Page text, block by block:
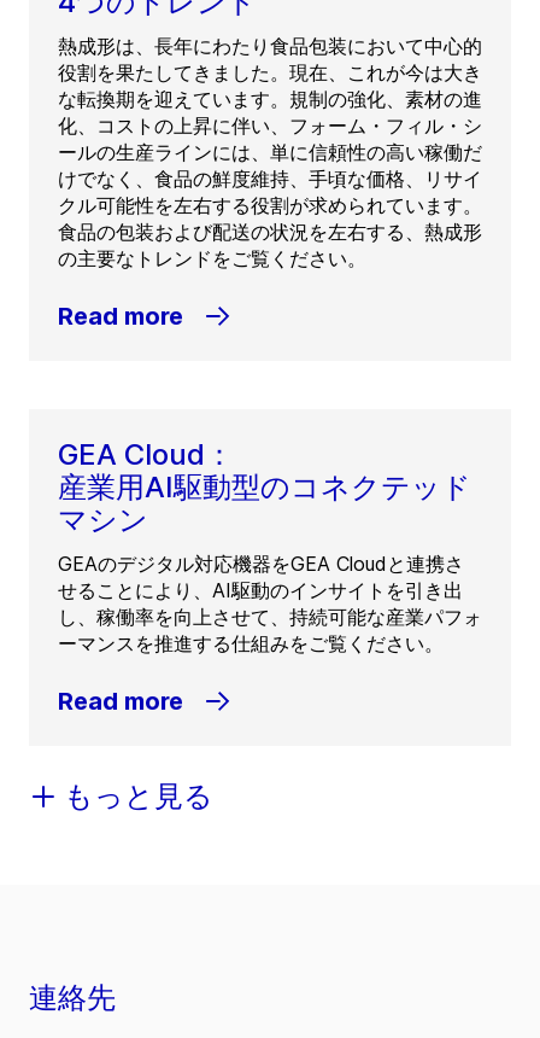
熱成形は、長年にわたり食品包装において中心的
役割を果たしてきました。現在、これが今は大き
な転換期を迎えています。規制の強化、素材の進
化、コストの上昇に伴い、フォーム・フィル・シ
ールの生産ラインには、単に信頼性の高い稼働だ
けでなく、食品の鮮度維持、手頃な価格、リサイ
クル可能性を左右する役割が求められています。
食品の包装および配送の状況を左右する、熱成形
の主要なトレンドをご覧ください。
Read more
GEA Cloud：
産業用AI駆動型のコネクテッド
マシン
GEAのデジタル対応機器をGEA Cloudと連携さ
せることにより、AI駆動のインサイトを引き出
し、稼働率を向上させて、持続可能な産業パフォ
ーマンスを推進する仕組みをご覧ください。
Read more
もっと見る
連絡先